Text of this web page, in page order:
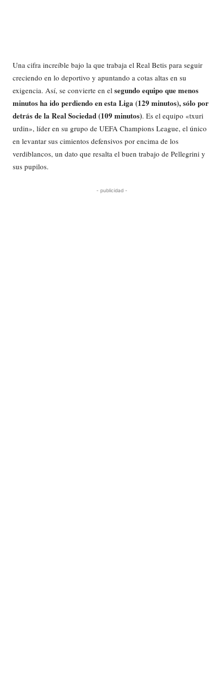
Una cifra increíble bajo la que trabaja el Real Betis para seguir
creciendo en lo deportivo y apuntando a cotas altas en su
exigencia. Así, se convierte en el segundo equipo que menos
minutos ha ido perdiendo en esta Liga (129 minutos), sólo por
detrás de la Real Sociedad (109 minutos). Es el equipo «txuri
urdin», líder en su grupo de UEFA Champions League, el único
en levantar sus cimientos defensivos por encima de los
verdiblancos, un dato que resalta el buen trabajo de Pellegrini y
sus pupilos.
- publicidad -